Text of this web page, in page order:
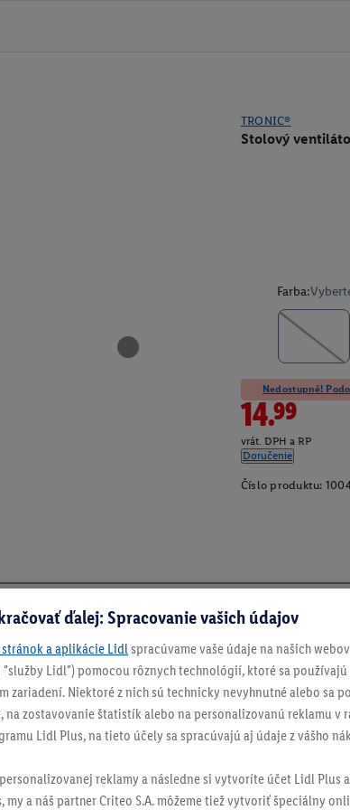
TRONIC®
Stolový
Farba:
Nedostupné!
14.99
vrát. DPH a RP
Doručenie
Číslo produktu:
ďalej: Spracovanie vašich údajov
a aplikácie Lidl spracúvame vaše údaje na našich
Lidl") pomocou rôznych technológií, ktoré sa
zariadení. Niektoré z nich sú technicky nevyhnutné alebo sa
na zostavovanie štatistík alebo na personalizovanú reklamu v
Lidl Plus, na tieto účely sa spracúvajú aj údaje z vášho
reklamy a následne si vytvoríte účet Lidl Plus
a náš partner Criteo S.A. môžeme tiež vytvoriť špeciálny